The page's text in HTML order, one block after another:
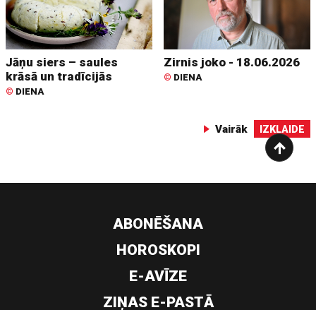
Jāņu siers – saules
krāsā un tradīcijās
© DIENA
Zirnis joko - 18.06.2026
© DIENA
Vairāk IZKLAIDE
ABONĒŠANA
HOROSKOPI
E-AVĪZE
ZIŅAS E-PASTĀ